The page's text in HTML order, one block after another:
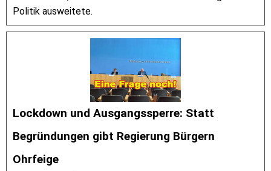
Politik ausweitete.
Lockdown und Ausgangssperre: Statt
Begründungen gibt Regierung Bürgern
Ohrfeige